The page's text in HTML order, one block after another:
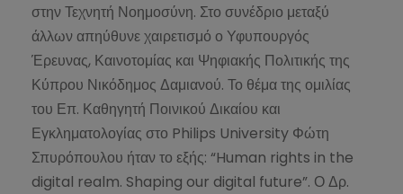
στην Τεχνητή Νοημοσύνη. Στο συνέδριο μεταξύ
άλλων απηύθυνε χαιρετισμό ο Υφυπουργός
Έρευνας, Καινοτομίας και Ψηφιακής Πολιτικής της
Κύπρου Νικόδημος Δαμιανού. Το θέμα της ομιλίας
του Επ. Καθηγητή Ποινικού Δικαίου και
Εγκληματολογίας στο Philips University Φώτη
Σπυρόπουλου ήταν το εξής: “Human rights in the
digital realm. Shaping our digital future”. Ο Δρ.